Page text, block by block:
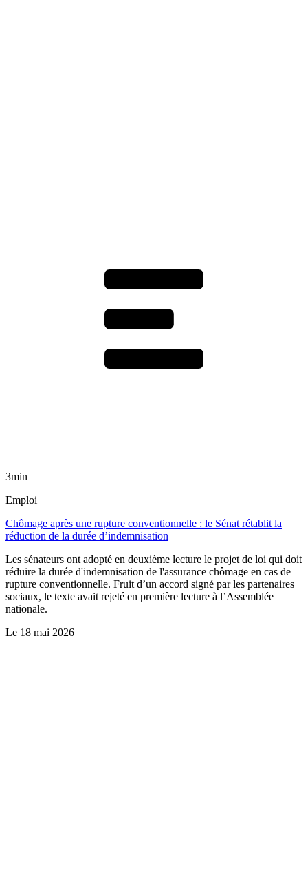
3min
Emploi
Chômage après une rupture conventionnelle : le Sénat rétablit la
réduction de la durée d’indemnisation
Les sénateurs ont adopté en deuxième lecture le projet de loi qui doit
réduire la durée d'indemnisation de l'assurance chômage en cas de
rupture conventionnelle. Fruit d’un accord signé par les partenaires
sociaux, le texte avait rejeté en première lecture à l’Assemblée
nationale.
Le 18 mai 2026